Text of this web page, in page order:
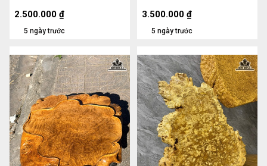
5 ngày trước
2.500.000 ₫
5 ngày trước
3.500.000 ₫